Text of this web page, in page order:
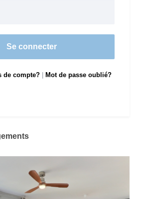
Se connecter
de compte? Mot de passe oublié?